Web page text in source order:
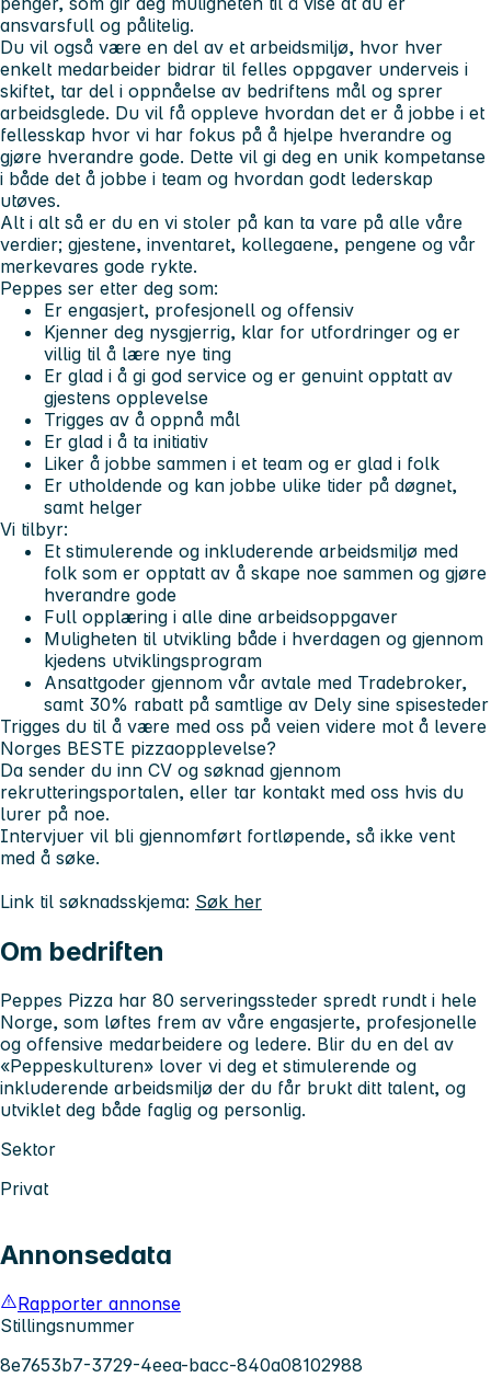
ansvarsfull og pålitelig.
Du vil også være en del av et arbeidsmiljø, hvor hver
enkelt medarbeider bidrar til felles oppgaver underveis i
skiftet, tar del i oppnåelse av bedriftens mål og sprer
arbeidsglede. Du vil få oppleve hvordan det er å jobbe i et
fellesskap hvor vi har fokus på å hjelpe hverandre og
gjøre hverandre gode. Dette vil gi deg en unik kompetanse
i både det å jobbe i team og hvordan godt lederskap
utøves.
Alt i alt så er du en vi stoler på kan ta vare på alle våre
verdier; gjestene, inventaret, kollegaene, pengene og vår
merkevares gode rykte.
Peppes ser etter deg som:
Er engasjert, profesjonell og offensiv
Kjenner deg nysgjerrig, klar for utfordringer og er
villig til å lære nye ting
Er glad i å gi god service og er genuint opptatt av
gjestens opplevelse
Trigges av å oppnå mål
Er glad i å ta initiativ
Liker å jobbe sammen i et team og er glad i folk
Er utholdende og kan jobbe ulike tider på døgnet,
samt helger
Vi tilbyr:
Et stimulerende og inkluderende arbeidsmiljø med
folk som er opptatt av å skape noe sammen og gjøre
hverandre gode
Full opplæring i alle dine arbeidsoppgaver
Muligheten til utvikling både i hverdagen og gjennom
kjedens utviklingsprogram
Ansattgoder gjennom vår avtale med Tradebroker,
samt 30% rabatt på samtlige av Dely sine spisesteder
Trigges du til å være med oss på veien videre mot å levere
Norges BESTE pizzaopplevelse?
Da sender du inn CV og søknad gjennom
rekrutteringsportalen, eller tar kontakt med oss hvis du
lurer på noe.
Intervjuer vil bli gjennomført fortløpende, så ikke vent
med å søke.
Link til søknadsskjema: Søk her
Om bedriften
Peppes Pizza har 80 serveringssteder spredt rundt i hele
Norge, som løftes frem av våre engasjerte, profesjonelle
og offensive medarbeidere og ledere. Blir du en del av
«Peppeskulturen» lover vi deg et stimulerende og
inkluderende arbeidsmiljø der du får brukt ditt talent, og
utviklet deg både faglig og personlig.
Sektor
Privat
Annonsedata
Rapporter annonse
Stillingsnummer
8e7653b7-3729-4eea-bacc-840a08102988